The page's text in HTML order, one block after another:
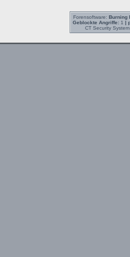
Forensoftware: Burning
Geblockte Angriffe:1 |
CT Security